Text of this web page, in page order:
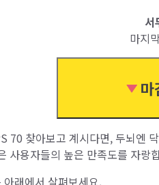
서
마지
마
70 찾아보고 계시다면, 두뇌엔
사용자들의 높은 만족도를 자랑
아래에서 살펴보세요.